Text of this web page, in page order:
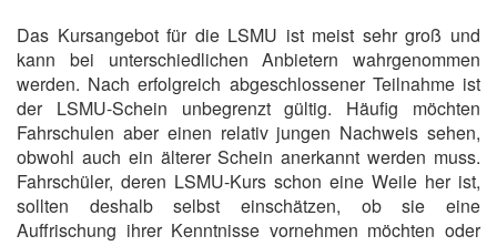
Das Kursangebot für die LSMU ist meist sehr groß und
kann bei unterschiedlichen Anbietern wahrgenommen
werden. Nach erfolgreich abgeschlossener Teilnahme ist
der LSMU-Schein unbegrenzt gültig. Häufig möchten
Fahrschulen aber einen relativ jungen Nachweis sehen,
obwohl auch ein älterer Schein anerkannt werden muss.
Fahrschüler, deren LSMU-Kurs schon eine Weile her ist,
sollten deshalb selbst einschätzen, ob sie eine
Auffrischung ihrer Kenntnisse vornehmen möchten oder